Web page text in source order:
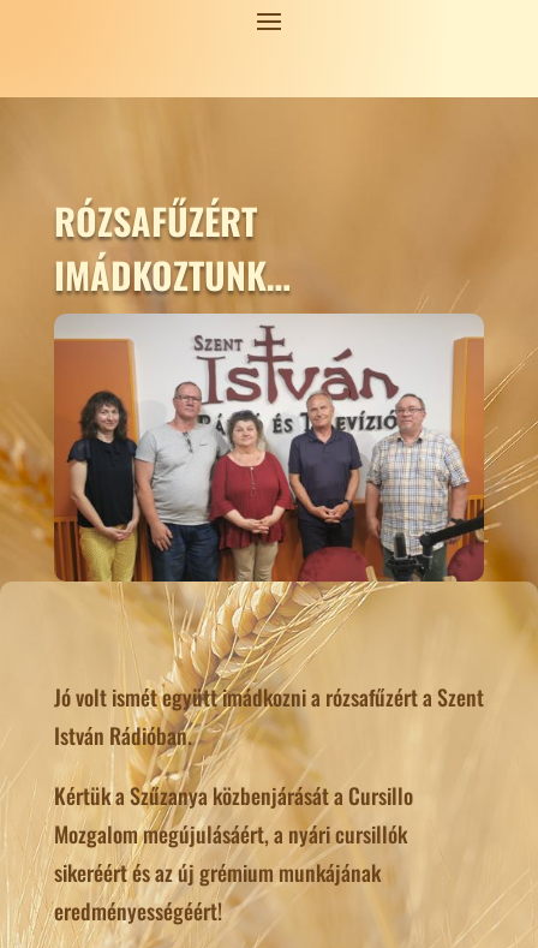
RÓZSAFŰZÉRT
IMÁDKOZTUNK…
Jó volt ismét együtt imádkozni a rózsafűzért a Szent
István Rádióban.
Kértük a Szűzanya közbenjárását a Cursillo
Mozgalom megújulásáért, a nyári cursillók
sikeréért és az új grémium munkájának
eredményességéért!